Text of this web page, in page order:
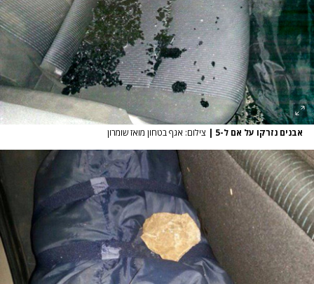
אבנים נזרקו על אם ל-5 | צילום: אגף בטחון מואז שומרון